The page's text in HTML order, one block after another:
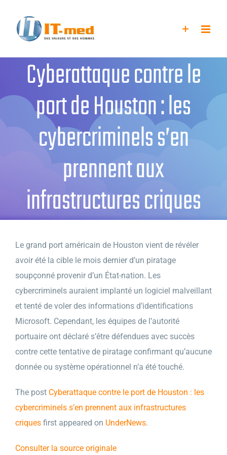
contenu
Cyberattaque contre le
port de Houston : les
cybercriminels s’en
prennent aux
infrastructures criques
Le grand port américain de Houston vient de révéler
avoir été la cible le mois dernier d’un piratage
soupçonné provenir d’un État-nation. Les
cybercriminels auraient implanté un logiciel malveillant
et tenté de voler des informations d’identifications
Microsoft. Cependant, les équipes de l’autorité
portuaire ont déclaré s’être défendues avec succès
contre cette tentative de piratage confirmant qu’aucune
donnée ou système opérationnel n’a été touché.
The post Cyberattaque contre le port de Houston : les
cybercriminels s’en prennent aux infrastructures
criques first appeared on UnderNews.
Consulter la source originale